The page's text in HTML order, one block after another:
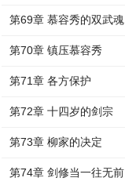
第69章 慕容秀的双武魂
第70章 镇压慕容秀
第71章 各方保护
第72章 十四岁的剑宗
第73章 柳家的决定
第74章 剑修当一往无前